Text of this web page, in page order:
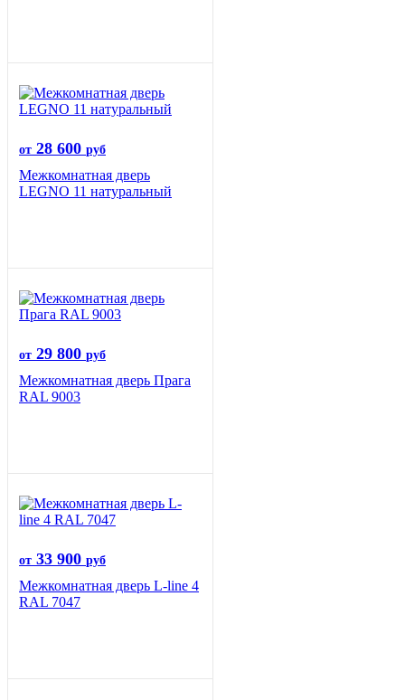
от 28 600 руб
Межкомнатная дверь
LEGNO 11 натуральный
от 29 800 руб
Межкомнатная дверь Прага
RAL 9003
от 33 900 руб
Межкомнатная дверь L-line 4
RAL 7047